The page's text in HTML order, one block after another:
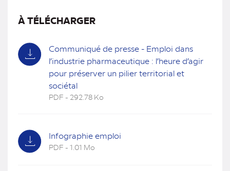
À TÉLÉCHARGER
Communiqué de presse - Emploi dans
l’industrie pharmaceutique : l’heure d’agir
pour préserver un pilier territorial et
sociétal
PDF - 292.78 Ko
Infographie emploi
PDF - 1.01 Mo